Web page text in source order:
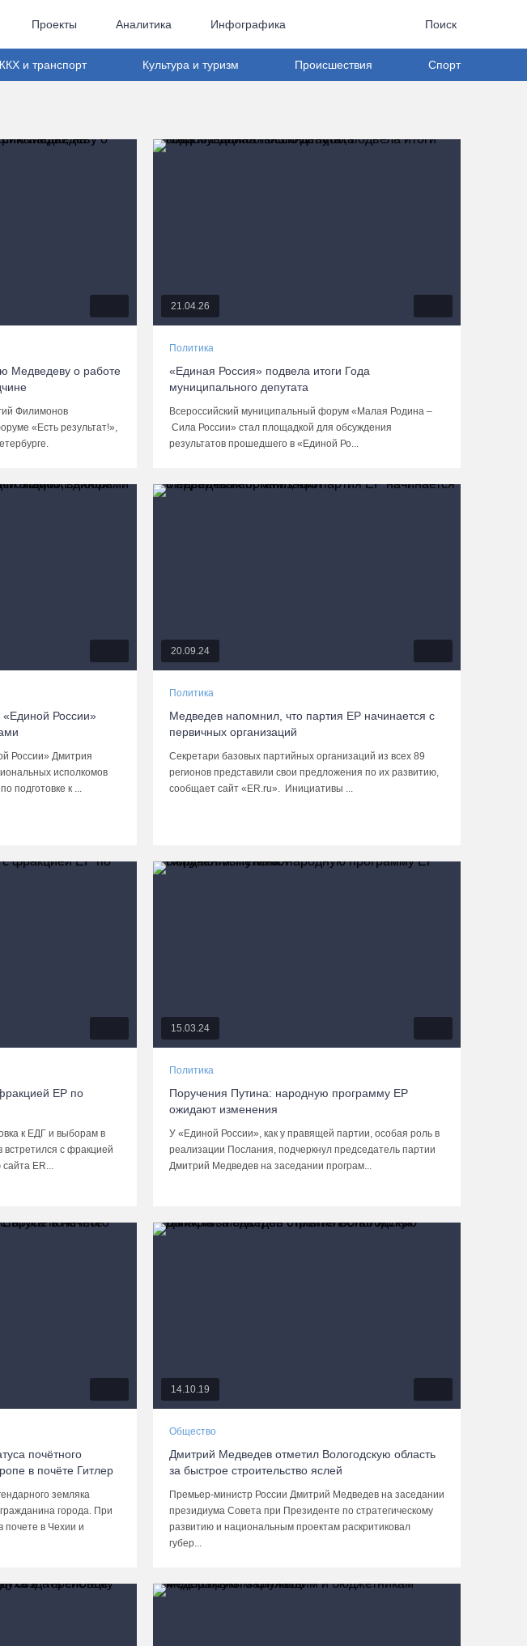
Проекты Аналитика Инфографика Поиск
и транспорт Культура и туризм Происшествия Спорт
Медведеву о работе
Филимонов
«Есть результат!»,
21.04.26
Политика
«Единая Россия» подвела итоги Года
муниципального депутата
Всероссийский муниципальный форум «Малая Родина –
Сила России» стал площадкой для обсуждения
результатов прошедшего в «Единой Ро...
России»
России» Дмитрия
исполкомов
подготовке к ...
20.09.24
Политика
Медведев напомнил, что партия ЕР начинается с
первичных организаций
Секретари базовых партийных организаций из всех 89
регионов представили свои предложения по их развитию,
сообщает сайт «ER.ru». Инициативы ...
ЕР по
к ЕДГ и выборам в
с фракцией
ER...
15.03.24
Политика
Поручения Путина: народную программу ЕР
ожидают изменения
У «Единой России», как у правящей партии, особая роль в
реализации Послания, подчеркнул председатель партии
Дмитрий Медведев на заседании програм...
почётного
в почёте Гитлер
земляка
города. При
почете в Чехии и
14.10.19
Общество
Дмитрий Медведев отметил Вологодскую область
за быстрое строительство яслей
Премьер-министр России Дмитрий Медведев на заседании
президиума Совета при Президенте по стратегическому
развитию и национальным проектам раскритиковал
губер...